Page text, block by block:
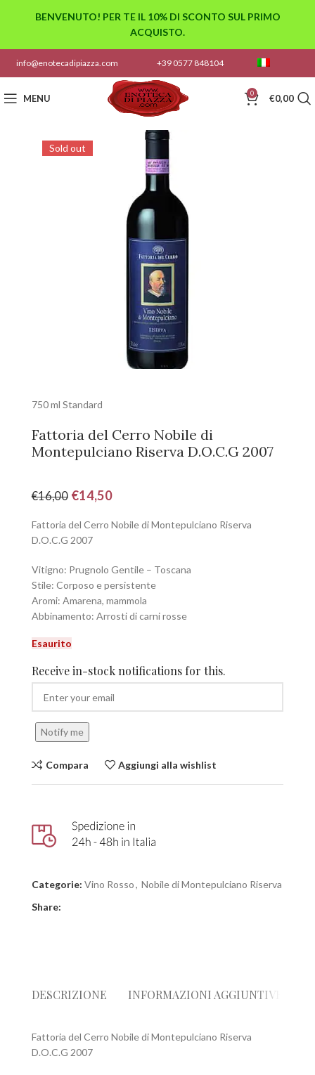
info@enotecadipiazza.com +39 0577 848104
MENU 0 €0,00
Sold out
750 ml Standard
Fattoria del Cerro Nobile di
Montepulciano Riserva D.O.C.G 2007
€16,00 €14,50
Fattoria del Cerro Nobile di Montepulciano Riserva
D.O.C.G 2007
Vitigno: Prugnolo Gentile – Toscana
Stile: Corposo e persistente
Aromi: Amarena, mammola
Abbinamento: Arrosti di carni rosse
Esaurito
Receive in-stock notifications for this.
Notify me
Compara Aggiungi alla wishlist
Categorie: Vino Rosso, Nobile di Montepulciano Riserva
Share:
DESCRIZIONE INFORMAZIONI AGGIUNTIVE
Fattoria del Cerro Nobile di Montepulciano Riserva
D.O.C.G 2007
BENVENUTO! PER TE IL 10% DI SCONTO SUL PRIMO
ACQUISTO.